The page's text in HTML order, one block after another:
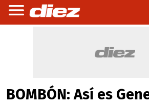
BOMBÓN: Así es